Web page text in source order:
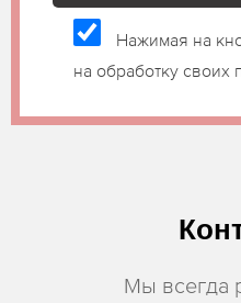
Нажимая на
на обработку своих
Мы всегда